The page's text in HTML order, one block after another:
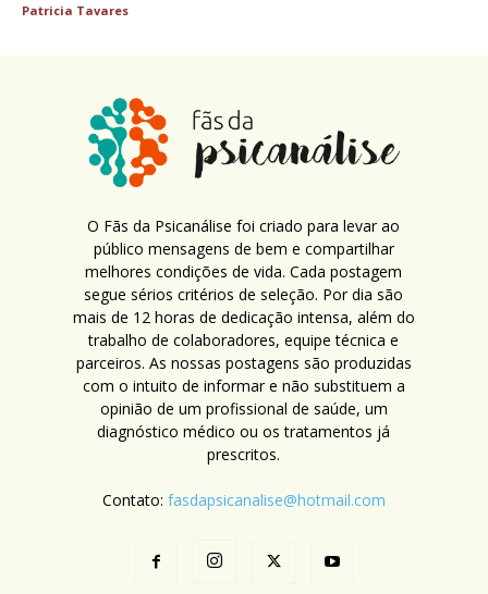
Patricia Tavares
O Fãs da Psicanálise foi criado para levar ao
público mensagens de bem e compartilhar
melhores condições de vida. Cada postagem
segue sérios critérios de seleção. Por dia são
mais de 12 horas de dedicação intensa, além do
trabalho de colaboradores, equipe técnica e
parceiros. As nossas postagens são produzidas
com o intuito de informar e não substituem a
opinião de um profissional de saúde, um
diagnóstico médico ou os tratamentos já
prescritos.
Contato: fasdapsicanalise@hotmail.com